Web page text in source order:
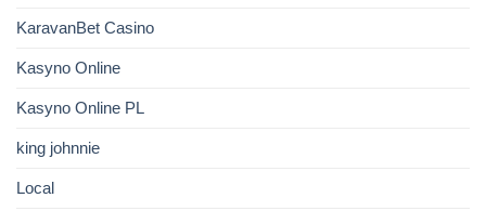
KaravanBet Casino
Kasyno Online
Kasyno Online PL
king johnnie
Local